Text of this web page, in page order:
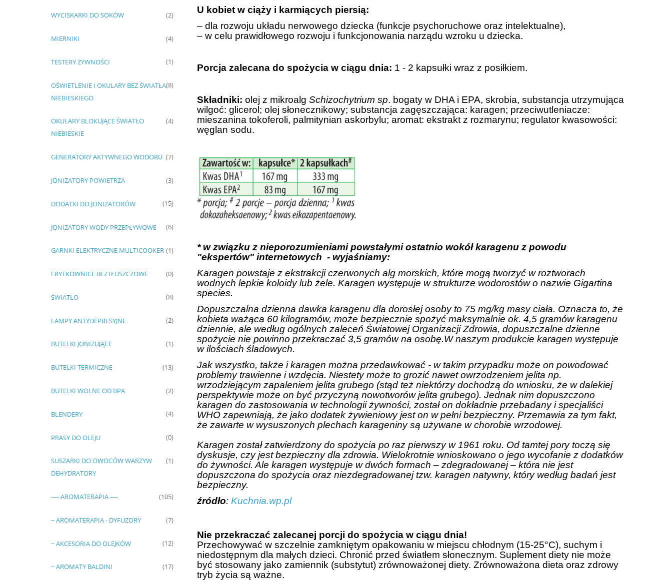
WYCISKARKI DO SOKÓW (2)
MIERNIKI (4)
TESTERY ŻYWNOŚCI (1)
OŚWIETLENIE I OKULARY BEZ ŚWIATŁA
NIEBIESKIEGO
(8)
OKULARY BLOKUJĄCE ŚWIATŁO
NIEBIESKIE
(4)
GENERATORY AKTYWNEGO WODORU (7)
JONIZATORY POWIETRZA (3)
DODATKI DO JONIZATORÓW (15)
JONIZATORY WODY PRZEPŁYWOWE (6)
GARNKI ELEKTRYCZNE MULTICOOKER (1)
FRYTKOWNICE BEZTŁUSZCZOWE (0)
ŚWIATŁO (8)
LAMPY ANTYDEPRESYJNE (2)
BUTELKI JONIZUJĄCE (1)
BUTELKI TERMICZNE (13)
BUTELKI WOLNE OD BPA (2)
BLENDERY (4)
PRASY DO OLEJU (0)
SUSZARKI DO OWOCÓW WARZYW
DEHYDRATORY
(1)
---- AROMATERAPIA ---- (105)
~ AROMATERAPIA - DYFUZORY (7)
~ AKCESORIA DO OLEJKÓW (12)
~ AROMATY BALDINI (17)
U kobiet w ciąży i karmiących piersią:
– dla rozwoju układu nerwowego dziecka (funkcje psychoruchowe oraz intelektualne),
– w celu prawidłowego rozwoju i funkcjonowania narządu wzroku u dziecka.
Porcja zalecana do spożycia w ciągu dnia: 1 - 2 kapsułki wraz z posiłkiem.
Składniki: olej z mikroalg Schizochytrium sp. bogaty w DHA i EPA, skrobia, substancja utrzymująca
wilgoć: glicerol; olej słonecznikowy; substancja zagęszczająca: karagen; przeciwutleniacze:
mieszanina tokoferoli, palmitynian askorbylu; aromat: ekstrakt z rozmarynu; regulator kwasowości:
węglan sodu.
* w związku z nieporozumieniami powstałymi ostatnio wokół karagenu z powodu
"ekspertów" internetowych - wyjaśniamy:
Karagen powstaje z ekstrakcji czerwonych alg morskich, które mogą tworzyć w roztworach
wodnych lepkie koloidy lub żele. Karagen występuje w strukturze wodorostów o nazwie Gigartina
species.
Dopuszczalna dzienna dawka karagenu dla dorosłej osoby to 75 mg/kg masy ciała. Oznacza to, że
kobieta ważąca 60 kilogramów, może bezpiecznie spożyć maksymalnie ok. 4,5 gramów karagenu
dziennie, ale według ogólnych zaleceń Światowej Organizacji Zdrowia, dopuszczalne dzienne
spożycie nie powinno przekraczać 3,5 gramów na osobę.W naszym produkcie karagen występuje
w ilościach śladowych.
Jak wszystko, także i karagen można przedawkować - w takim przypadku może on powodować
problemy trawienne i wzdęcia. Niestety może to grozić nawet owrzodzeniem jelita np.
wrzodziejącym zapaleniem jelita grubego (stąd też niektórzy dochodzą do wniosku, że w dalekiej
perspektywie może on być przyczyną nowotworów jelita grubego). Jednak nim dopuszczono
karagen do zastosowania w technologii żywności, został on dokładnie przebadany i specjaliści
WHO zapewniają, że jako dodatek żywieniowy jest on w pełni bezpieczny. Przemawia za tym fakt,
że zawarte w wysuszonych plechach karageniny są używane w chorobie wrzodowej.
Karagen został zatwierdzony do spożycia po raz pierwszy w 1961 roku. Od tamtej pory toczą się
dyskusje, czy jest bezpieczny dla zdrowia. Wielokrotnie wnioskowano o jego wycofanie z dodatków
do żywności. Ale karagen występuje w dwóch formach – zdegradowanej – która nie jest
dopuszczona do spożycia oraz niezdegradowanej tzw. karagen natywny, który według badań jest
bezpieczny.
źródło: Kuchnia.wp.pl
Nie przekraczać zalecanej porcji do spożycia w ciągu dnia!
Przechowywać w szczelnie zamkniętym opakowaniu w miejscu chłodnym (15-25°C), suchym i
niedostępnym dla małych dzieci. Chronić przed światłem słonecznym. Suplement diety nie może
być stosowany jako zamiennik (substytut) zrównoważonej diety. Zrównoważona dieta oraz zdrowy
tryb życia są ważne.